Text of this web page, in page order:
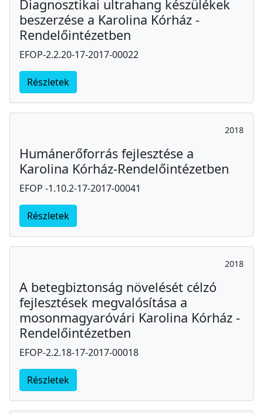
Diagnosztikai ultrahang készülékek
beszerzése a Karolina Kórház -
Rendelőintézetben
EFOP-2.2.20-17-2017-00022
Részletek
2018
Humánerőforrás fejlesztése a
Karolina Kórház-Rendelőintézetben
EFOP -1.10.2-17-2017-00041
Részletek
2018
A betegbiztonság növelését célzó
fejlesztések megvalósítása a
mosonmagyaróvári Karolina Kórház -
Rendelőintézetben
EFOP-2.2.18-17-2017-00018
Részletek